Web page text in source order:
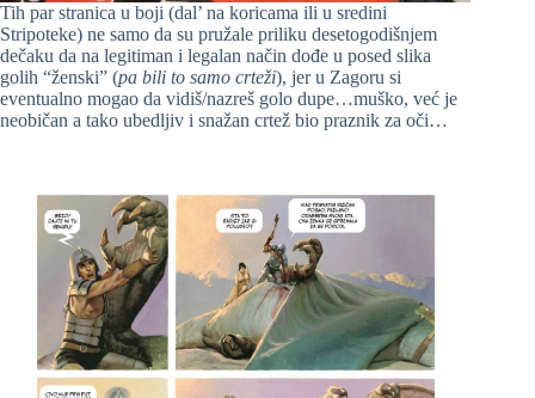
Tih par stranica u boji (dal’ na koricama ili u sredini
Stripoteke) ne samo da su pružale priliku desetogodišnjem
dečaku da na legitiman i legalan način dođe u posed slika
golih “ženski” (pa bili to samo crteži), jer u Zagoru si
eventualno mogao da vidiš/nazreš golo dupe…muško, već je
neobičan a tako ubedljiv i snažan crtež bio praznik za oči…